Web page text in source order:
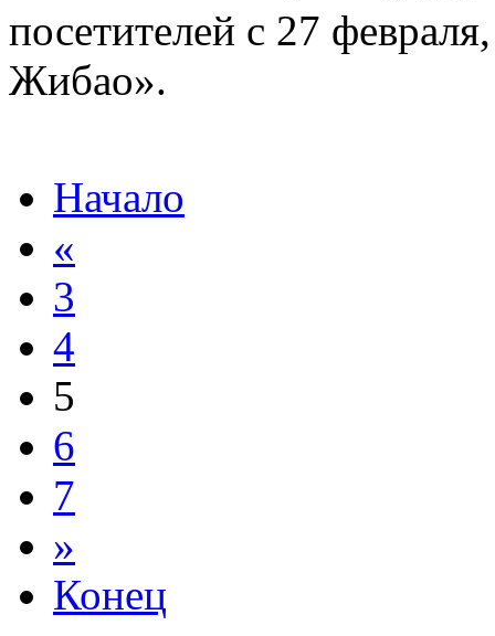
посетителей с 27
Жибао».
Начало
«
3
4
5
6
7
»
Конец